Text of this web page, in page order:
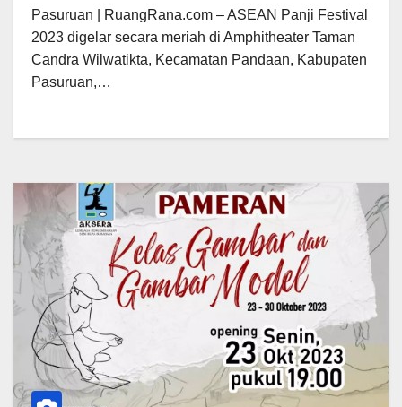
Pasuruan | RuangRana.com – ASEAN Panji Festival
2023 digelar secara meriah di Amphitheater Taman
Candra Wilwatikta, Kecamatan Pandaan, Kabupaten
Pasuruan,…